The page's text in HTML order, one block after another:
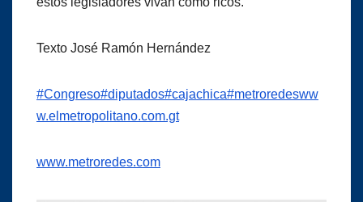
Texto José Ramón Hernández
#Congreso#diputados#cajachica#metroredesww
w.elmetropolitano.com.gt
www.metroredes.com